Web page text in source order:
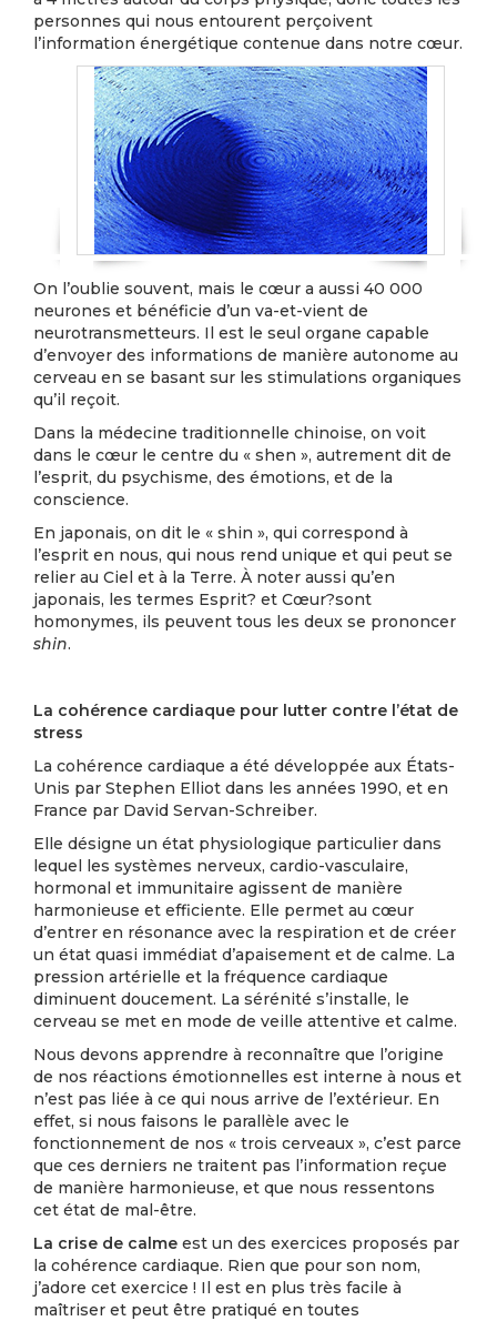
personnes qui nous entourent perçoivent
l’information énergétique contenue dans notre cœur.
On l’oublie souvent, mais le cœur a aussi 40 000
neurones et bénéficie d’un va-et-vient de
neurotransmetteurs. Il est le seul organe capable
d’envoyer des informations de manière autonome au
cerveau en se basant sur les stimulations organiques
qu’il reçoit.
Dans la médecine traditionnelle chinoise, on voit
dans le cœur le centre du « shen », autrement dit de
l’esprit, du psychisme, des émotions, et de la
conscience.
En japonais, on dit le « shin », qui correspond à
l’esprit en nous, qui nous rend unique et qui peut se
relier au Ciel et à la Terre. À noter aussi qu’en
japonais, les termes Esprit? et Cœur?sont
homonymes, ils peuvent tous les deux se prononcer
shin.
La cohérence cardiaque pour lutter contre l’état de
stress
La cohérence cardiaque a été développée aux États-
Unis par Stephen Elliot dans les années 1990, et en
France par David Servan-Schreiber.
Elle désigne un état physiologique particulier dans
lequel les systèmes nerveux, cardio-vasculaire,
hormonal et immunitaire agissent de manière
harmonieuse et efficiente. Elle permet au cœur
d’entrer en résonance avec la respiration et de créer
un état quasi immédiat d’apaisement et de calme. La
pression artérielle et la fréquence cardiaque
diminuent doucement. La sérénité s’installe, le
cerveau se met en mode de veille attentive et calme.
Nous devons apprendre à reconnaître que l’origine
de nos réactions émotionnelles est interne à nous et
n’est pas liée à ce qui nous arrive de l’extérieur. En
effet, si nous faisons le parallèle avec le
fonctionnement de nos « trois cerveaux », c’est parce
que ces derniers ne traitent pas l’information reçue
de manière harmonieuse, et que nous ressentons
cet état de mal-être.
La crise de calme est un des exercices proposés par
la cohérence cardiaque. Rien que pour son nom,
j’adore cet exercice ! Il est en plus très facile à
maîtriser et peut être pratiqué en toutes